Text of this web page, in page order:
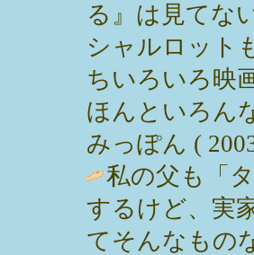
る』は見てな
シャルロット
ちいろいろ映
ほんといろん
みっぽん (
私の父も「
するけど、実
てそんなもの